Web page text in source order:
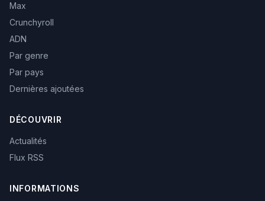
Max
Crunchyroll
ADN
Par genre
Par pays
Dernières ajoutées
DÉCOUVRIR
Actualités
Flux RSS
INFORMATIONS